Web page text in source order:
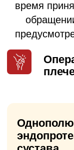
✓удобная
пультом управления
✓LCD-телевизор
✓бесплатный Wi-Fi
✓кондиционер
уход медсестры
кнопка вызова